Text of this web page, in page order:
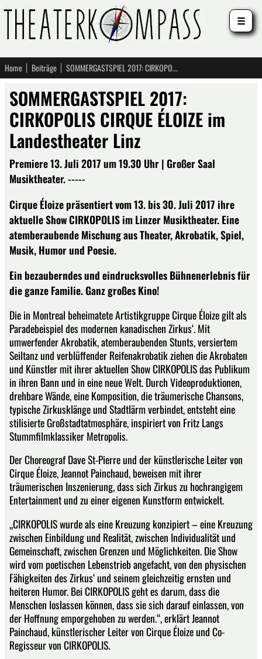
Home Beiträge SOMMERGASTSPIEL 2017: CIRKOPOLIS CIRQUE ÉLOIZE im Landestheater Linz
SOMMERGASTSPIEL 2017:
CIRKOPOLIS CIRQUE ÉLOIZE im
Landestheater Linz
Premiere 13. Juli 2017 um 19.30 Uhr | Großer Saal
Musiktheater. -----
Cirque Éloize präsentiert vom 13. bis 30. Juli 2017 ihre
aktuelle Show CIRKOPOLIS im Linzer Musiktheater. Eine
atemberaubende Mischung aus Theater, Akrobatik, Spiel,
Musik, Humor und Poesie.
Ein bezauberndes und eindrucksvolles Bühnenerlebnis für
die ganze Familie. Ganz großes Kino!
Die in Montreal beheimatete Artistikgruppe Cirque Éloize gilt als
Paradebeispiel des modernen kanadischen Zirkus‘. Mit
umwerfender Akrobatik, atemberaubenden Stunts, versiertem
Seiltanz und verblüffender Reifenakrobatik ziehen die Akrobaten
und Künstler mit ihrer aktuellen Show CIRKOPOLIS das Publikum
in ihren Bann und in eine neue Welt. Durch Videoproduktionen,
drehbare Wände, eine Komposition, die träumerische Chansons,
typische Zirkusklänge und Stadtlärm verbindet, entsteht eine
stilisierte Großstadtatmosphäre, inspiriert von Fritz Langs
Stummfilmklassiker Metropolis.
Der Choreograf Dave St-Pierre und der künstlerische Leiter von
Cirque Éloize, Jeannot Painchaud, beweisen mit ihrer
träumerischen Inszenierung, dass sich Zirkus zu hochrangigem
Entertainment und zu einer eigenen Kunstform entwickelt.
„CIRKOPOLIS wurde als eine Kreuzung konzipiert – eine Kreuzung
zwischen Einbildung und Realität, zwischen Individualität und
Gemeinschaft, zwischen Grenzen und Möglichkeiten. Die Show
wird vom poetischen Lebenstrieb angefacht, von den physischen
Fähigkeiten des Zirkus‘ und seinem gleichzeitig ernsten und
heiteren Humor. Bei CIRKOPOLIS geht es darum, dass die
Menschen loslassen können, dass sie sich darauf einlassen, von
der Hoffnung emporgehoben zu werden.“, erklärt Jeannot
Painchaud, künstlerischer Leiter von Cirque Éloize und Co-
Regisseur von CIRKOPOLIS.
☰